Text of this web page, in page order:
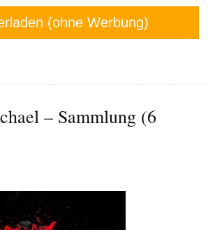
(ohne Werbung)
– Sammlung (6